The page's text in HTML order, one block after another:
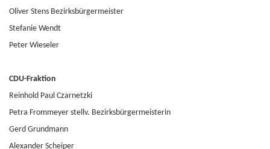
Oliver Stens Bezirksbürgermeister
Stefanie Wendt
Peter Wieseler
CDU-Fraktion
Reinhold Paul Czarnetzki
Petra Frommeyer stellv. Bezirksbürgermeisterin
Gerd Grundmann
Alexander Scheiper